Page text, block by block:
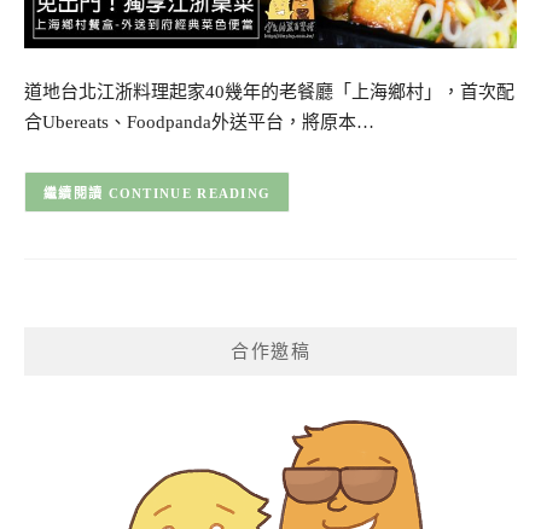
道地台北江浙料理起家40幾年的老餐廳「上海鄉村」，首次配
合Ubereats、Foodpanda外送平台，將原本…
CONTINUE READING
合作邀稿